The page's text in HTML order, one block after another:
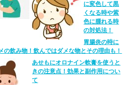
に変色して黒
くなる時や紫
色に腫れる時
の対処法！
胃腸炎の時に
の飲み物！飲んではダメな物とその理由も！
あせもにオロナイン軟膏を使うと
きの注意点！効果と副作用につい
て